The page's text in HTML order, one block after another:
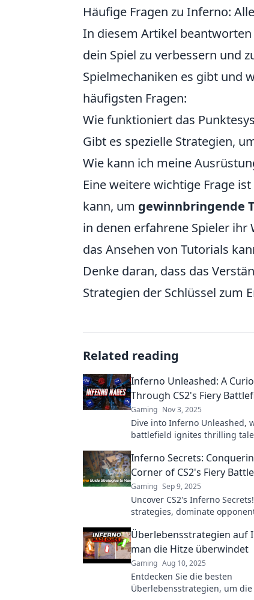
Häufige Fragen zu Inferno:
In diesem Artikel
dein Spiel zu verbessern und
Spielmechaniken es gibt und
häufigsten Fragen:
Wie funktioniert das
Gibt es spezielle Strategien,
Wie kann ich meine
Eine weitere wichtige Frage
kann, um gewinnbringende
in denen erfahrene Spieler ihr
das Ansehen von Tutorials
Denke daran, dass das
Strategien der Schlüssel zum
Related reading
Inferno Unleashed: A
Through CS2's Fiery
Gaming Nov 3, 2025
Dive into Inferno Unleashed,
battlefield ignites thrilling
gaming!
Inferno Secrets:
Corner of CS2's Fiery
Gaming Sep 9, 2025
Uncover CS2's Inferno
strategies, dominate
battleground.
Überlebensstrategien auf
man die Hitze überwindet
Gaming Aug 10, 2025
Entdecken Sie die besten
Überlebensstrategien, um